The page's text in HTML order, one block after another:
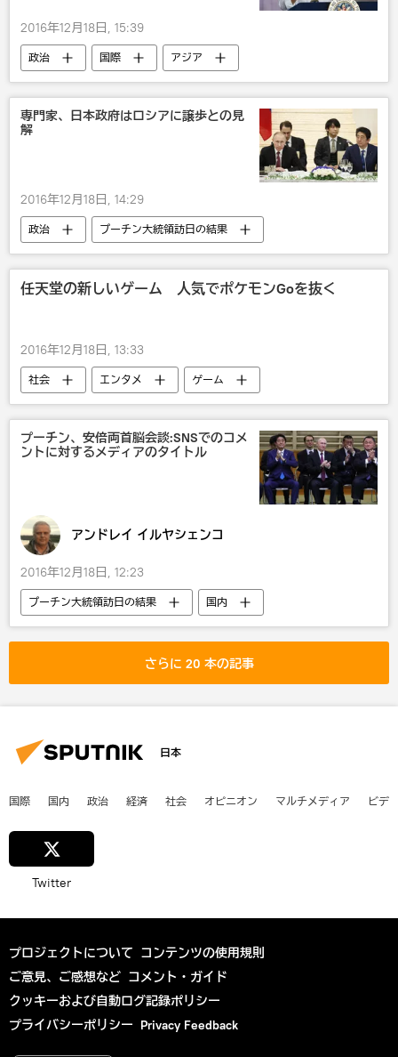
2016年12月18日, 15:39
政治 国際
アジア
フィリピン
米国
専門家、日本政府はロシアに譲歩との見
解
2016年12月18日, 14:29
政治
プーチン大統領訪日の結果
国内
露日関係 ロシア
任天堂の新しいゲーム 人気でポケモンGoを抜く
2016年12月18日, 13:33
社会 エンタメ
ゲーム
ポケモンGO
プーチン、安倍両首脳会談:SNSでのコメ
ントに対するメディアのタイトル
アンドレイ イルヤシェンコ
2016年12月18日, 12:23
プーチン大統領訪日の結果
国内
露日関係
ロシア
さらに 20 本の記事
日本
国際 国内 政治 経済 社会 オピニオン マルチメディア ビデ
Twitter
プロジェクトについて コンテンツの使用規則
ご意見、ご感想など コメント・ガイド
クッキーおよび自動ログ記録ポリシー
プライバシーポリシー Privacy Feedback